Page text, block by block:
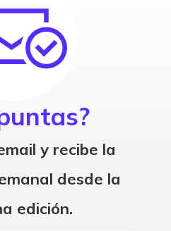
y recibe la
desde la
edición.